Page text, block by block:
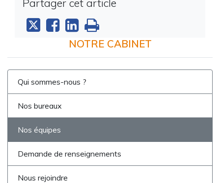
Partager cet article
NOTRE CABINET
Qui sommes-nous ?
Nos bureaux
Nos équipes
Demande de renseignements
Nous rejoindre